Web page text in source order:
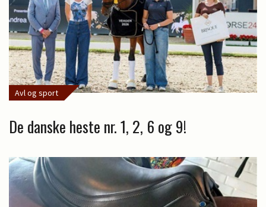
Avl og sport
De danske heste nr. 1, 2, 6 og 9!